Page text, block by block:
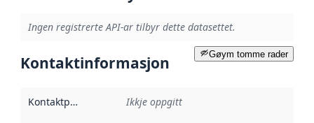
Ingen registrerte API-ar tilbyr dette datasettet.
Gøym tomme rader
Kontaktinformasjon
Kontaktpunkt Ikkje oppgitt